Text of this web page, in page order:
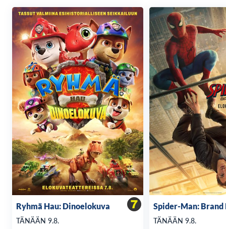
rotat?
Ryhmä Hau: Dinoelokuva
TÄNÄÄN 9.8.
Spider-Man: Brand
TÄNÄÄN 9.8.